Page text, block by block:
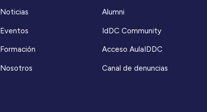
Noticias
Eventos
Formación
Nosotros
Alumni
IdDC Community
Acceso AulaIDDC
Canal de denuncias